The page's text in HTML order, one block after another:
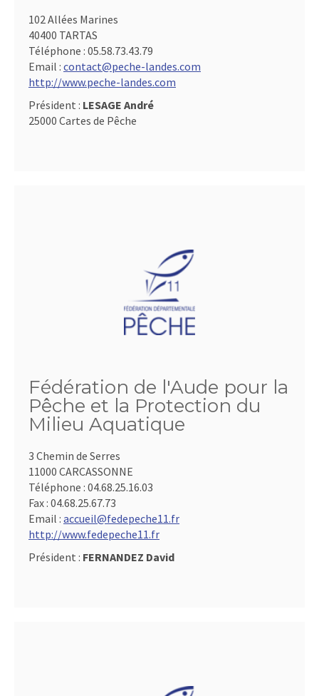
102 Allées Marines
40400 TARTAS
Téléphone : 05.58.73.43.79
Email : contact@peche-landes.com
http://www.peche-landes.com
Président : LESAGE André
25000 Cartes de Pêche
Fédération de l'Aude pour la
Pêche et la Protection du
Milieu Aquatique
3 Chemin de Serres
11000 CARCASSONNE
Téléphone : 04.68.25.16.03
Fax : 04.68.25.67.73
Email : accueil@fedepeche11.fr
http://www.fedepeche11.fr
Président : FERNANDEZ David